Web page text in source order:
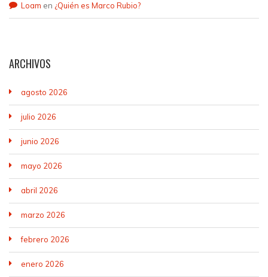
Loam en ¿Quién es Marco Rubio?
ARCHIVOS
agosto 2026
julio 2026
junio 2026
mayo 2026
abril 2026
marzo 2026
febrero 2026
enero 2026